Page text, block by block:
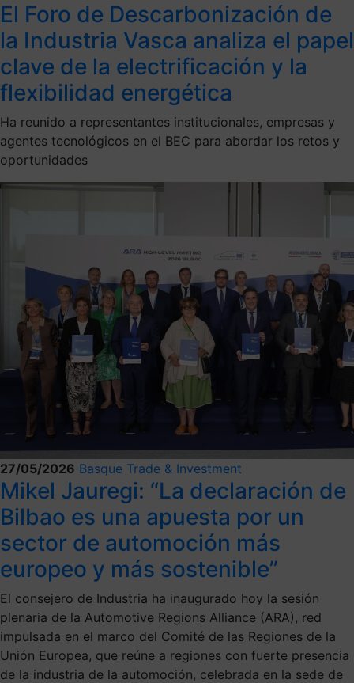
El Foro de Descarbonización de
la Industria Vasca analiza el papel
clave de la electrificación y la
flexibilidad energética
Ha reunido a representantes institucionales, empresas y
agentes tecnológicos en el BEC para abordar los retos y
oportunidades
27/05/2026 Basque Trade & Investment
Mikel Jauregi: “La declaración de
Bilbao es una apuesta por un
sector de automoción más
europeo y más sostenible”
El consejero de Industria ha inaugurado hoy la sesión
plenaria de la Automotive Regions Alliance (ARA), red
impulsada en el marco del Comité de las Regiones de la
Unión Europea, que reúne a regiones con fuerte presencia
de la industria de la automoción, celebrada en la sede de